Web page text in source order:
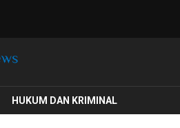
HUKUM DAN KRIMINAL